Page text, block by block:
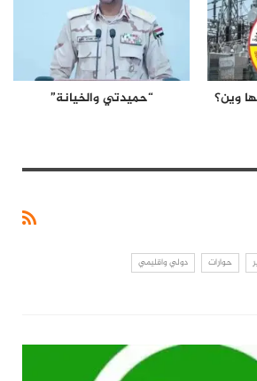
وين؟ “حميدتي والخيانة”
حوارات
دولي واقليمي